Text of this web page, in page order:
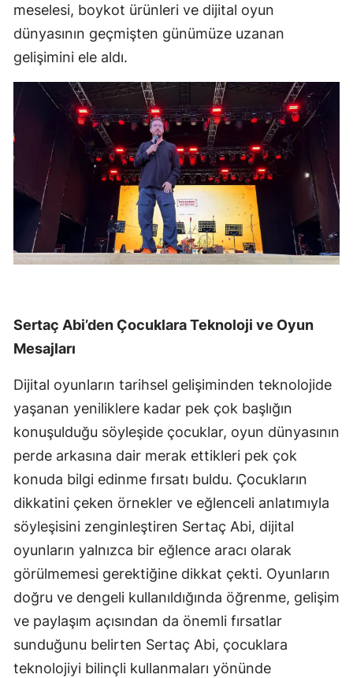
meselesi, boykot ürünleri ve dijital oyun
dünyasının geçmişten günümüze uzanan
gelişimini ele aldı.
Sertaç Abi’den Çocuklara Teknoloji ve Oyun
Mesajları
Dijital oyunların tarihsel gelişiminden teknolojide
yaşanan yeniliklere kadar pek çok başlığın
konuşulduğu söyleşide çocuklar, oyun dünyasının
perde arkasına dair merak ettikleri pek çok
konuda bilgi edinme fırsatı buldu. Çocukların
dikkatini çeken örnekler ve eğlenceli anlatımıyla
söyleşisini zenginleştiren Sertaç Abi, dijital
oyunların yalnızca bir eğlence aracı olarak
görülmemesi gerektiğine dikkat çekti. Oyunların
doğru ve dengeli kullanıldığında öğrenme, gelişim
ve paylaşım açısından da önemli fırsatlar
sunduğunu belirten Sertaç Abi, çocuklara
teknolojiyi bilinçli kullanmaları yönünde